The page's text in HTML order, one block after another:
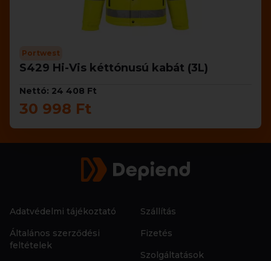
Portwest
S429 Hi-Vis kéttónusú kabát (3L)
Nettó: 24 408 Ft
30 998 Ft
Adatvédelmi tájékoztató
Általános szerződési
feltételek
Szállítás
Fizetés
Szolgáltatások